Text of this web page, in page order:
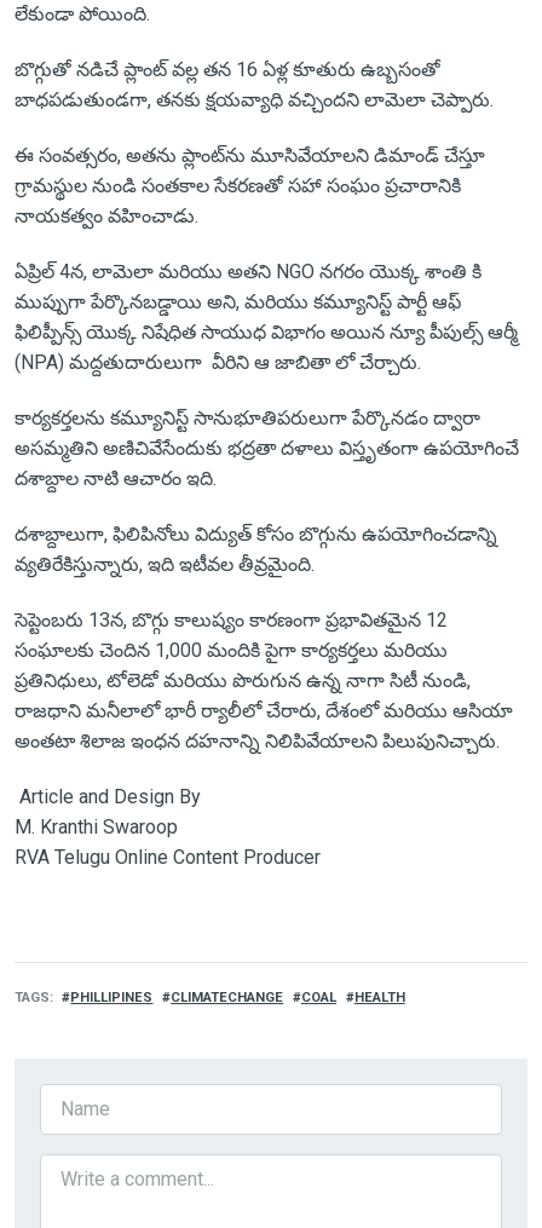
లేకుండా పోయింది.
బొగ్గుతో నడిచే ప్లాంట్ వల్ల తన 16 ఏళ్ల కూతురు ఉబ్బసంతో
బాధపడుతుండగా, తనకు క్షయవ్యాధి వచ్చిందని లామెలా చెప్పారు.
ఈ సంవత్సరం, అతను ప్లాంట్‌ను మూసివేయాలని డిమాండ్ చేస్తూ
గ్రామస్థుల నుండి సంతకాల సేకరణతో సహా సంఘం ప్రచారానికి
నాయకత్వం వహించాడు.
ఏప్రిల్ 4న, లామెలా మరియు అతని NGO నగరం యొక్క శాంతి కి
ముప్పుగా పేర్కొనబడ్డాయి అని, మరియు కమ్యూనిస్ట్ పార్టీ ఆఫ్
ఫిలిప్పీన్స్ యొక్క నిషేధిత సాయుధ విభాగం అయిన న్యూ పీపుల్స్ ఆర్మీ
(NPA) మద్దతుదారులుగా వీరిని ఆ జాబితా లో చేర్చారు.
కార్యకర్తలను కమ్యూనిస్ట్ సానుభూతిపరులుగా పేర్కొనడం ద్వారా
అసమ్మతిని అణిచివేసేందుకు భద్రతా దళాలు విస్తృతంగా ఉపయోగించే
దశాబ్దాల నాటి ఆచారం ఇది.
దశాబ్దాలుగా, ఫిలిపినోలు విద్యుత్ కోసం బొగ్గును ఉపయోగించడాన్ని
వ్యతిరేకిస్తున్నారు, ఇది ఇటీవల తీవ్రమైంది.
సెప్టెంబరు 13న, బొగ్గు కాలుష్యం కారణంగా ప్రభావితమైన 12
సంఘాలకు చెందిన 1,000 మందికి పైగా కార్యకర్తలు మరియు
ప్రతినిధులు, టోలెడో మరియు పొరుగున ఉన్న నాగా సిటీ నుండి,
రాజధాని మనీలాలో భారీ ర్యాలీలో చేరారు, దేశంలో మరియు ఆసియా
అంతటా శిలాజ ఇంధన దహనాన్ని నిలిపివేయాలని పిలుపునిచ్చారు.
Article and Design By
M. Kranthi Swaroop
RVA Telugu Online Content Producer
TAGS PHILLIPINES CLIMATECHANGE COAL HEALTH